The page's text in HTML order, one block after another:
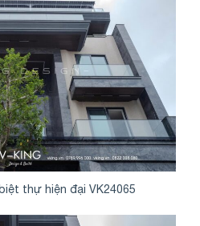
thự hiện đại VK24065